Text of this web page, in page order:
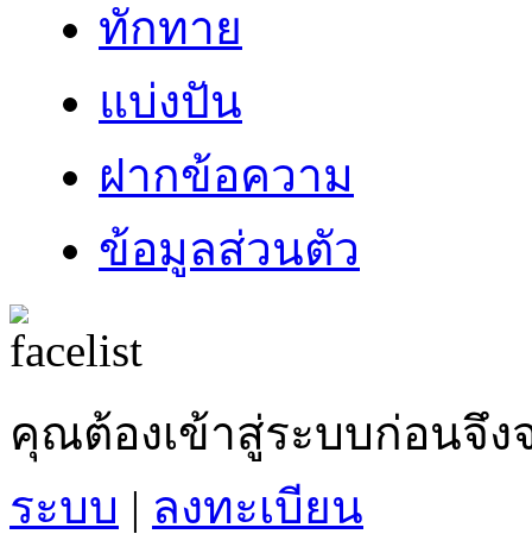
ทักทาย
แบ่งปัน
ฝากข้อความ
ข้อมูลส่วนตัว
คุณต้องเข้าสู่ระบบก่อนจึ
ระบบ | ลงทะเบียน